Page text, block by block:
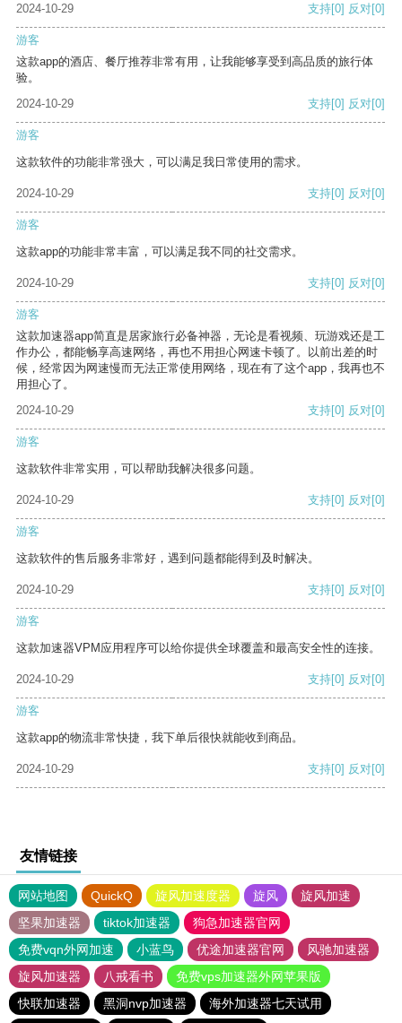
2024-10-29
支持[0] 反对[0]
游客
这款app的酒店、餐厅推荐非常有用，让我能够享受到高品质的旅行体
验。
2024-10-29
支持[0] 反对[0]
游客
这款软件的功能非常强大，可以满足我日常使用的需求。
2024-10-29 支持[0] 反对[0]
游客
这款app的功能非常丰富，可以满足我不同的社交需求。
2024-10-29 支持[0] 反对[0]
游客
这款加速器app简直是居家旅行必备神器，无论是看视频、玩游戏还是工
作办公，都能畅享高速网络，再也不用担心网速卡顿了。以前出差的时
候，经常因为网速慢而无法正常使用网络，现在有了这个app，我再也不
用担心了。
2024-10-29
支持[0] 反对[0]
游客
这款软件非常实用，可以帮助我解决很多问题。
2024-10-29 支持[0] 反对[0]
游客
这款软件的售后服务非常好，遇到问题都能得到及时解决。
2024-10-29 支持[0] 反对[0]
游客
这款加速器VPM应用程序可以给你提供全球覆盖和最高安全性的连接。
2024-10-29 支持[0] 反对[0]
游客
这款app的物流非常快捷，我下单后很快就能收到商品。
2024-10-29 支持[0] 反对[0]
友情链接
网站地图 QuickQ 旋风加速度器 旋风
旋风加速
坚果加速器
tiktok加速器
狗急加速器官网
免费vqn外网加速
小蓝鸟 优途加速器官网
风驰加速器
旋风加速器
八戒看书
免费vps加速器外网苹果版
快联加速器
黑洞nvp加速器 海外加速器七天试用